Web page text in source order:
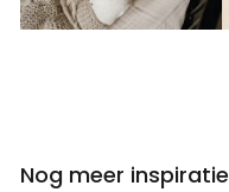
Nog meer inspiratie